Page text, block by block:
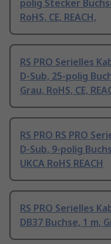
polig Stecker
RoHS, CE, REACH,
RS PRO Serielles
D-Sub, 25-polig
Grau, RoHS, CE,
RS PRO RS PRO
D-Sub, 9-polig
UKCA RoHS REACH
RS PRO Serielles
DB37 Buchse, 1 m,